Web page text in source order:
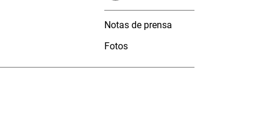
Notas de prensa
Fotos